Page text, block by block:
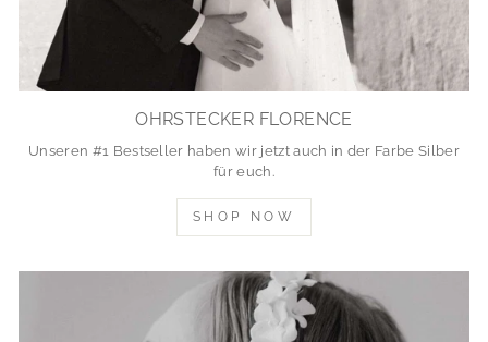
OHRSTECKER FLORENCE
Unseren #1 Bestseller haben wir jetzt auch in der Farbe Silber
für euch.
SHOP NOW